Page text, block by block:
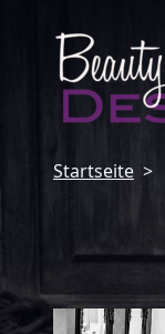
Startseite